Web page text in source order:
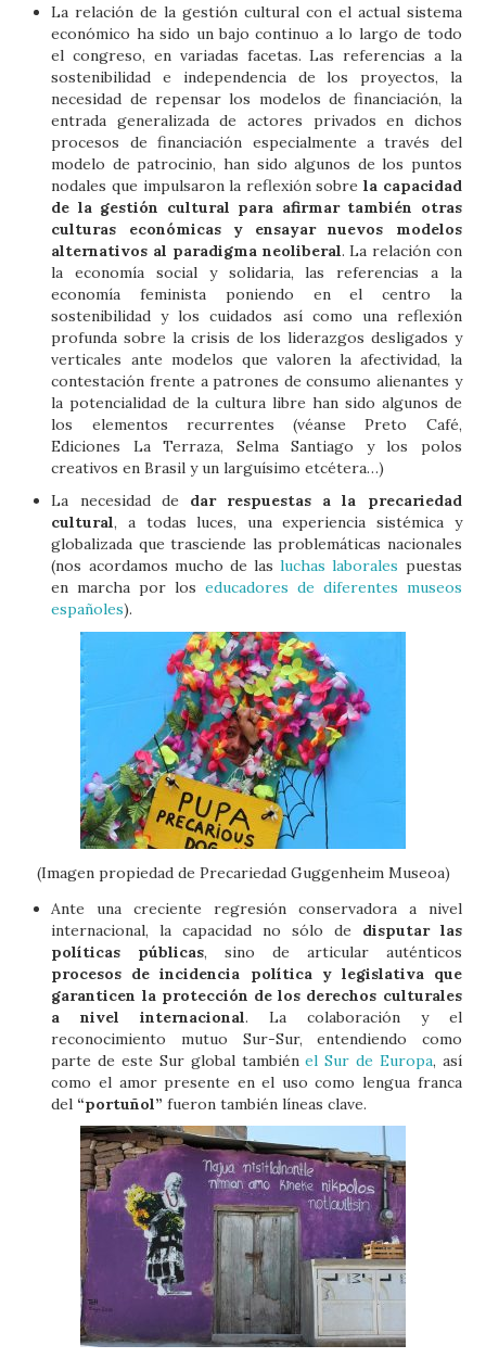
La relación de la gestión cultural con el actual sistema
económico ha sido un bajo continuo a lo largo de todo
el congreso, en variadas facetas. Las referencias a la
sostenibilidad e independencia de los proyectos, la
necesidad de repensar los modelos de financiación, la
entrada generalizada de actores privados en dichos
procesos de financiación especialmente a través del
modelo de patrocinio, han sido algunos de los puntos
nodales que impulsaron la reflexión sobre la capacidad
de la gestión cultural para afirmar también otras
culturas económicas y ensayar nuevos modelos
alternativos al paradigma neoliberal. La relación con
la economía social y solidaria, las referencias a la
economía feminista poniendo en el centro la
sostenibilidad y los cuidados así como una reflexión
profunda sobre la crisis de los liderazgos desligados y
verticales ante modelos que valoren la afectividad, la
contestación frente a patrones de consumo alienantes y
la potencialidad de la cultura libre han sido algunos de
los elementos recurrentes (véanse Preto Café,
Ediciones La Terraza, Selma Santiago y los polos
creativos en Brasil y un larguísimo etcétera…)
La necesidad de dar respuestas a la precariedad
cultural, a todas luces, una experiencia sistémica y
globalizada que trasciende las problemáticas nacionales
(nos acordamos mucho de lasluchas laborales puestas
en marcha por los educadores de diferentes museos
españoles).
(Imagen propiedad de Precariedad Guggenheim Museoa)
Ante una creciente regresión conservadora a nivel
internacional, la capacidad no sólo de disputar las
políticas públicas, sino de articular auténticos
procesos de incidencia política y legislativa que
garanticen la protección de los derechos culturales
a nivel internacional. La colaboración y el
reconocimiento mutuo Sur-Sur, entendiendo como
parte de este Sur global tambiénel Sur de Europa, así
como el amor presente en el uso como lengua franca
del “portuñol” fueron también líneas clave.